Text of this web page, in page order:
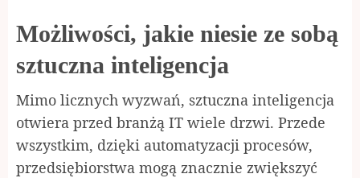
Możliwości, jakie niesie ze sobą
sztuczna inteligencja
Mimo licznych wyzwań, sztuczna inteligencja
otwiera przed branżą IT wiele drzwi. Przede
wszystkim, dzięki automatyzacji procesów,
przedsiębiorstwa mogą znacznie zwiększyć